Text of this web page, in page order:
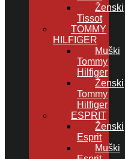
Ženski
Tissot
TOMMY
HILFIGER
Muški
Tommy
Hilfiger
Ženski
Tommy
Hilfiger
ESPRIT
Ženski
Esprit
Muški